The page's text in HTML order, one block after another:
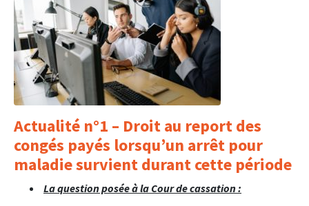
Actualité n°1 – Droit au report des
congés payés lorsqu’un arrêt pour
maladie survient durant cette période
La question posée à la Cour de cassation :